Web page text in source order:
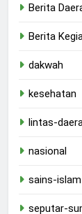
Berita
Berita
dakwah
kesehatan
lintas-
nasional
sains-islam
seputar-